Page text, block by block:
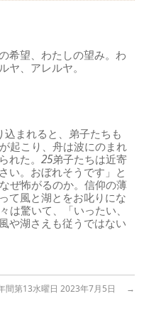
希望、わたしの望み。わ
ヤ、アレルヤ。
込まれると、弟子たちも
起こり、舟は波にのまれ
れた。25弟子たちは近寄
い。おぼれそうです」と
ぜ怖がるのか。信仰の薄
て風と湖とをお叱りにな
は驚いて、「いったい、
や湖さえも従うではない
間第13水曜日 2023年7月5日 →